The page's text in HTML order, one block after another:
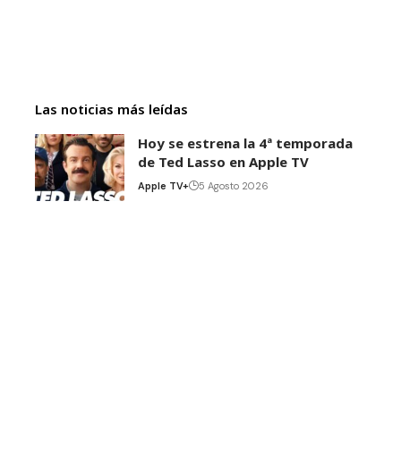
Las noticias más leídas
Hoy se estrena la 4ª temporada
de Ted Lasso en Apple TV
Apple TV+ 5 Agosto 2026